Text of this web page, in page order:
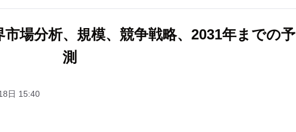
場分析、規模、競争戦略、2031年までの予
測
日 15:40